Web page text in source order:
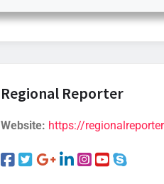
Regional Reporter
Website: https://